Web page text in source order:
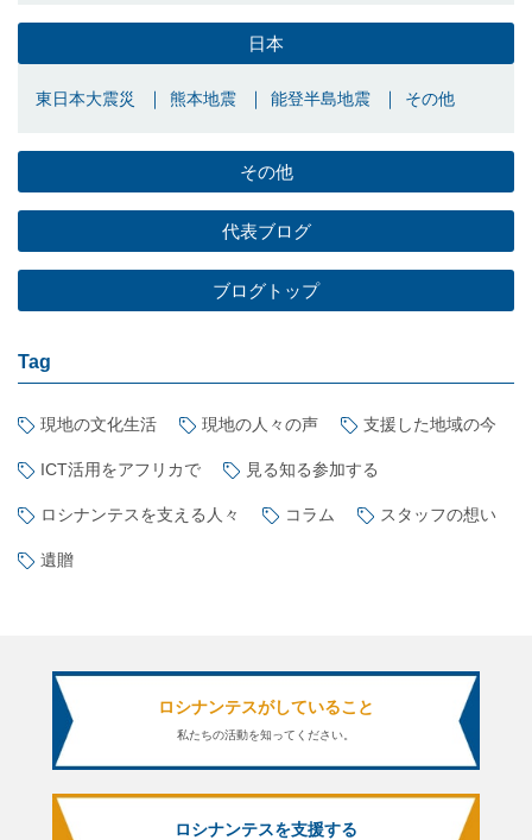
日本
東日本大震災 熊本地震 能登半島地震 その他
その他
代表ブログ
ブログトップ
Tag
現地の文化生活 現地の人々の声 支援した地域の今
ICT活用をアフリカで 見る知る参加する
ロシナンテスを支える人々 コラム スタッフの想い
遺贈
ロシナンテスがしていること
私たちの活動を知ってください。
ロシナンテスを支援する